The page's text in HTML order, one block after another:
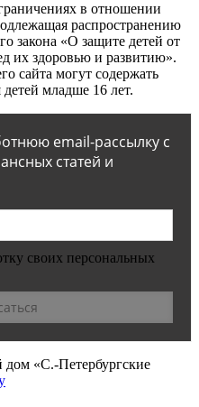
в отношении
распространению
закона «О защите детей от
их здоровью и развитию».
сайта могут содержать
младше 16 лет.
email-рассылку с
статей и
своих персональных
«С.-Петербургские